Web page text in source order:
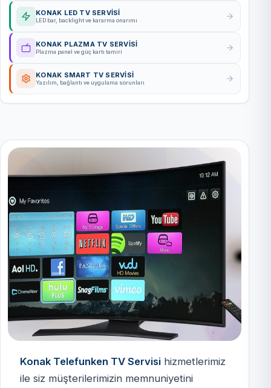
Konak Telefunken TV Servisi hizmetlerimiz
ile siz müşterilerimizin memnuniyetini
KONAK LED TV SERVISI
LED bar, backlight ve kararma onarımı
KONAK PLAZMA TV SERVISI
Plazma panel ve güç kartı tamiri
KONAK SMART TV SERVISI
Yazılım, bağlantı ve uygulama sorunları